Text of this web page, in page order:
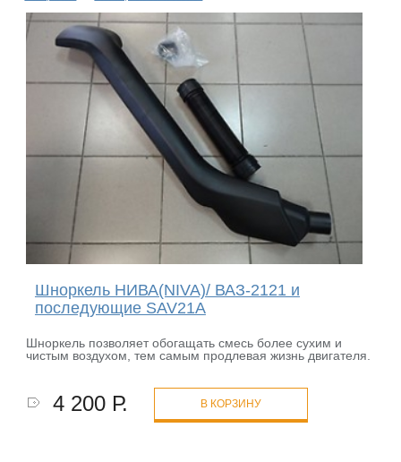
Шноркель НИВА(NIVA)/ ВАЗ-2121 и
последующие SAV21A
Шноркель позволяет обогащать смесь более сухим и
чистым воздухом, тем самым продлевая жизнь двигателя.
4 200 Р. В КОРЗИНУ